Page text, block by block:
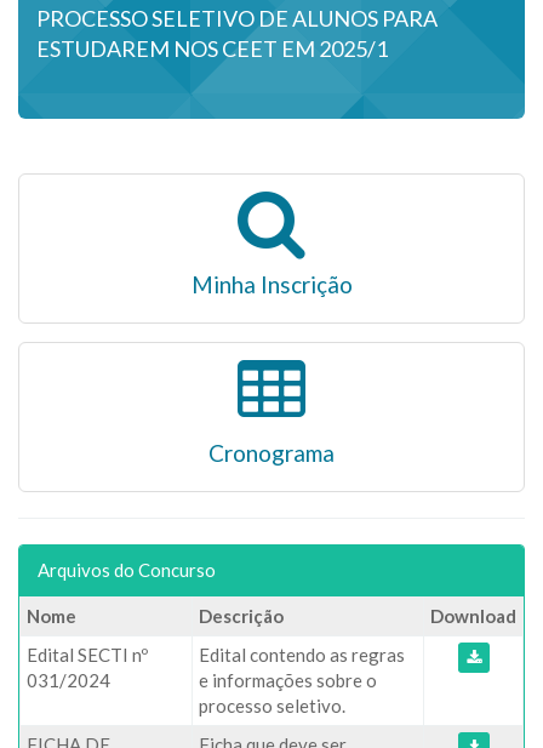
PROCESSO SELETIVO DE ALUNOS PARA
ESTUDAREM NOS CEET EM 2025/1
Minha Inscrição
Cronograma
Arquivos do Concurso
Nome Descrição
Download
Edital SECTI nº
031/2024
Edital contendo as regras
e informações sobre o
processo seletivo.